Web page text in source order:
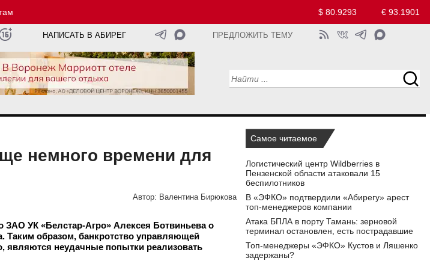
$ 80.9293 € 93.1901
НАПИСАТЬ В АБИРЕГ ПРЕДЛОЖИТЬ ТЕМУ
немного времени для
Автор: Валентина Бирюкова
ЗАО УК «Белстар-Агро» Алексея Ботвиньева о
Таким образом, банкротство управляющей
являются неудачные попытки реализовать
Самое читаемое
Логистический центр Wildberries в
Пензенской области атаковали 15
беспилотников
В «ЭФКО» подтвердили «Абирегу» арест
топ-менеджеров компании
Атака БПЛА в порту Тамань: зерновой
терминал остановлен, есть пострадавшие
Топ-менеджеры «ЭФКО» Кустов и Ляшенко
задержаны?